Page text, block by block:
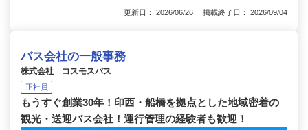
更新日： 2026/06/26 掲載終了日： 2026/09/04
バス会社の一般事務
株式会社 コスモスバス
正社員
もうすぐ創業30年！印西・船橋を拠点とした地域密着の
観光・送迎バス会社！運行管理の経験者も歓迎！